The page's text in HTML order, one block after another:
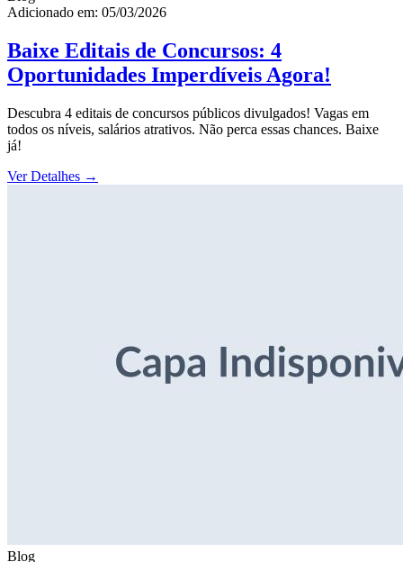
Adicionado em: 05/03/2026
Baixe Editais de Concursos: 4
Oportunidades Imperdíveis Agora!
Descubra 4 editais de concursos públicos divulgados! Vagas em
todos os níveis, salários atrativos. Não perca essas chances. Baixe
já!
Ver Detalhes →
Blog